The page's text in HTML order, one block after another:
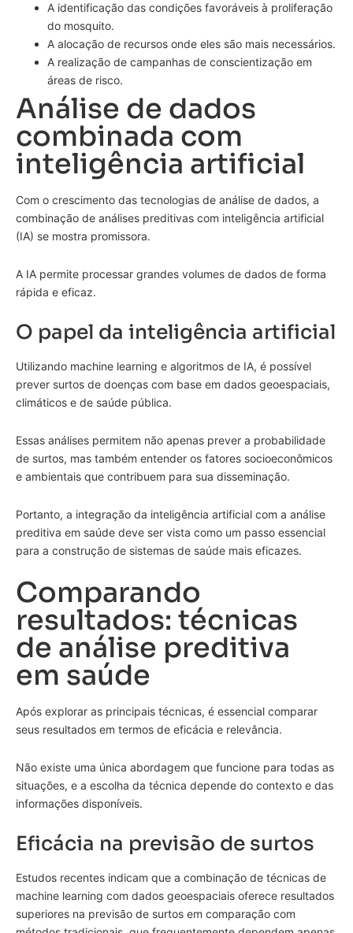
A identificação das condições favoráveis à proliferação
do mosquito.
A alocação de recursos onde eles são mais necessários.
A realização de campanhas de conscientização em
áreas de risco.
Análise de dados
combinada com
inteligência artificial
Com o crescimento das tecnologias de análise de dados, a
combinação de análises preditivas com inteligência artificial
(IA) se mostra promissora.
A IA permite processar grandes volumes de dados de forma
rápida e eficaz.
O papel da inteligência artificial
Utilizando machine learning e algoritmos de IA, é possível
prever surtos de doenças com base em dados geoespaciais,
climáticos e de saúde pública.
Essas análises permitem não apenas prever a probabilidade
de surtos, mas também entender os fatores socioeconômicos
e ambientais que contribuem para sua disseminação.
Portanto, a integração da inteligência artificial com a análise
preditiva em saúde deve ser vista como um passo essencial
para a construção de sistemas de saúde mais eficazes.
Comparando
resultados: técnicas
de análise preditiva
em saúde
Após explorar as principais técnicas, é essencial comparar
seus resultados em termos de eficácia e relevância.
Não existe uma única abordagem que funcione para todas as
situações, e a escolha da técnica depende do contexto e das
informações disponíveis.
Eficácia na previsão de surtos
Estudos recentes indicam que a combinação de técnicas de
machine learning com dados geoespaciais oferece resultados
superiores na previsão de surtos em comparação com